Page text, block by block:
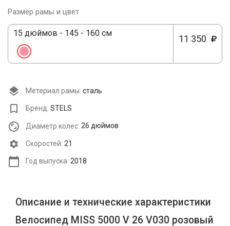
Размер рамы и цвет
15 дюймов - 145 - 160 см
11 350
Метериал рамы: сталь
Бренд: STELS
Диаметр колес: 26 дюймов
Cкоростей: 21
Год выпуска: 2018
Описание и технические характеристики
Велосипед MISS 5000 V 26 V030 розовый